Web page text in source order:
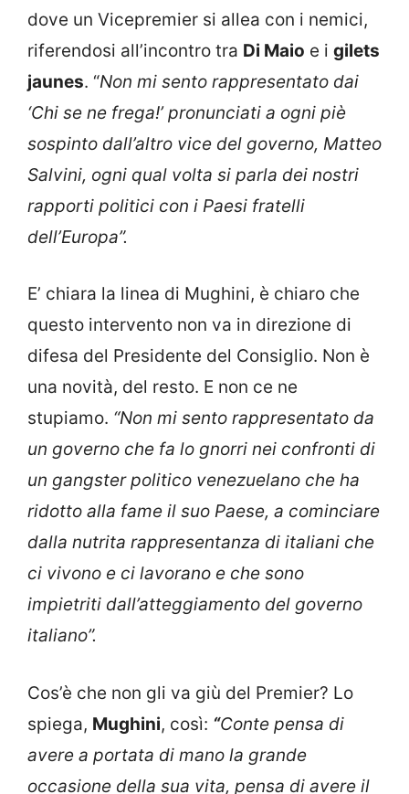
dove un Vicepremier si allea con i nemici,
riferendosi all’incontro tra Di Maio e i gilets
jaunes. “Non mi sento rappresentato dai
‘Chi se ne frega!’ pronunciati a ogni piè
sospinto dall’altro vice del governo, Matteo
Salvini, ogni qual volta si parla dei nostri
rapporti politici con i Paesi fratelli
dell’Europa”.
E’ chiara la linea di Mughini, è chiaro che
questo intervento non va in direzione di
difesa del Presidente del Consiglio. Non è
una novità, del resto. E non ce ne
stupiamo. “Non mi sento rappresentato da
un governo che fa lo gnorri nei confronti di
un gangster politico venezuelano che ha
ridotto alla fame il suo Paese, a cominciare
dalla nutrita rappresentanza di italiani che
ci vivono e ci lavorano e che sono
impietriti dall’atteggiamento del governo
italiano”.
Cos’è che non gli va giù del Premier? Lo
spiega, Mughini, così: “Conte pensa di
avere a portata di mano la grande
occasione della sua vita, pensa di avere il